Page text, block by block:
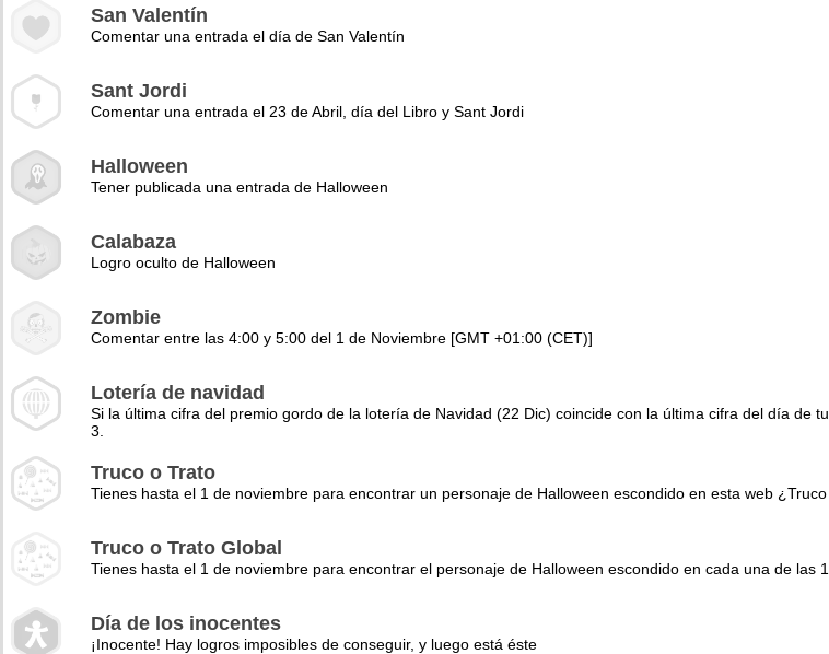
San Valentín
Comentar una entrada el día de San Valentín
Sant Jordi
Comentar una entrada el 23 de Abril, día del Libro y Sant Jordi
Halloween
Tener publicada una entrada de Halloween
Calabaza
Logro oculto de Halloween
Zombie
Comentar entre las 4:00 y 5:00 del 1 de Noviembre [GMT +01:00 (CET)]
Lotería de navidad
Si la última cifra del premio gordo de la lotería de Navidad (22 Dic) coincide con la última cifra del día de
3.
Truco o Trato
Tienes hasta el 1 de noviembre para encontrar un personaje de Halloween escondido en esta web
Truco o Trato Global
Tienes hasta el 1 de noviembre para encontrar el personaje de Halloween escondido en cada una de las
Día de los inocentes
¡Inocente! Hay logros imposibles de conseguir, y luego está éste